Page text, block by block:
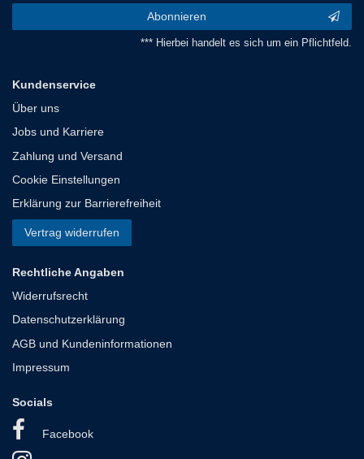
Abonnieren
*** Hierbei handelt es sich um ein Pflichtfeld.
Kundenservice
Über uns
Jobs und Karriere
Zahlung und Versand
Cookie Einstellungen
Erklärung zur Barrierefreiheit
Vertrag widerrufen
Rechtliche Angaben
Widerrufsrecht
Datenschutzerklärung
AGB und Kundeninformationen
Impressum
Socials
Facebook